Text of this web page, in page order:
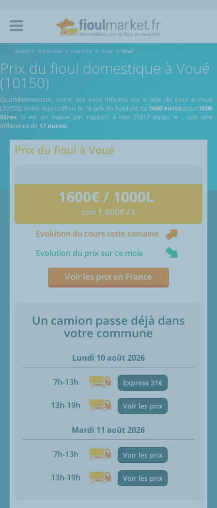
Accueil Prix du fioul Grand-Est Aube Voué
Prix du fioul domestique à Voué
(10150)
Quotidiennement, notre site vous informe sur le prix du fioul à Voué
(10150), Aube.Aujourd’hui, le, le prix du fioul est de 1600 euros pour 1000
litres. Il est en baisse par rapport à hier (1617 euros le, soit une
différence de 17 euros).
Prix du fioul à Voué
1600€ / 1000L
soit 1,600€ / L
Evolution du cours cette semaine
Evolution du prix sur ce mois
Voir les prix en France
Un camion passe déjà dans
votre commune
Lundi 10 août 2026
7h-13h Express 31€
13h-19h Voir les prix
Mardi 11 août 2026
7h-13h Voir les prix
13h-19h Voir les prix